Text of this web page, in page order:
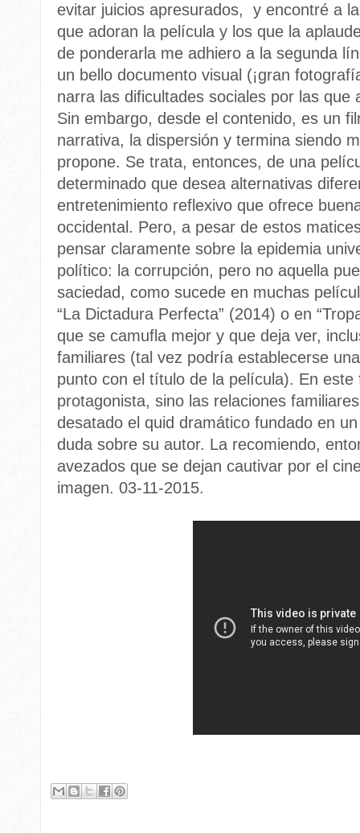
evitar juicios apresurados, y encontré a
que adoran la película y los que la
de ponderarla me adhiero a la segunda
un bello documento visual (¡gran
narra las dificultades sociales por las que
Sin embargo, desde el contenido, es un
narrativa, la dispersión y termina siendo
propone. Se trata, entonces, de una
determinado que desea alternativas
entretenimiento reflexivo que ofrece
occidental. Pero, a pesar de estos
pensar claramente sobre la epidemia
político: la corrupción, pero no aquella
saciedad, como sucede en muchas
“La Dictadura Perfecta” (2014) o en
que se camufla mejor y que deja ver,
familiares (tal vez podría establecerse
punto con el título de la película). En
protagonista, sino las relaciones
desatado el quid dramático fundado en
duda sobre su autor. La recomiendo,
avezados que se dejan cautivar por el
imagen. 03-11-2015.